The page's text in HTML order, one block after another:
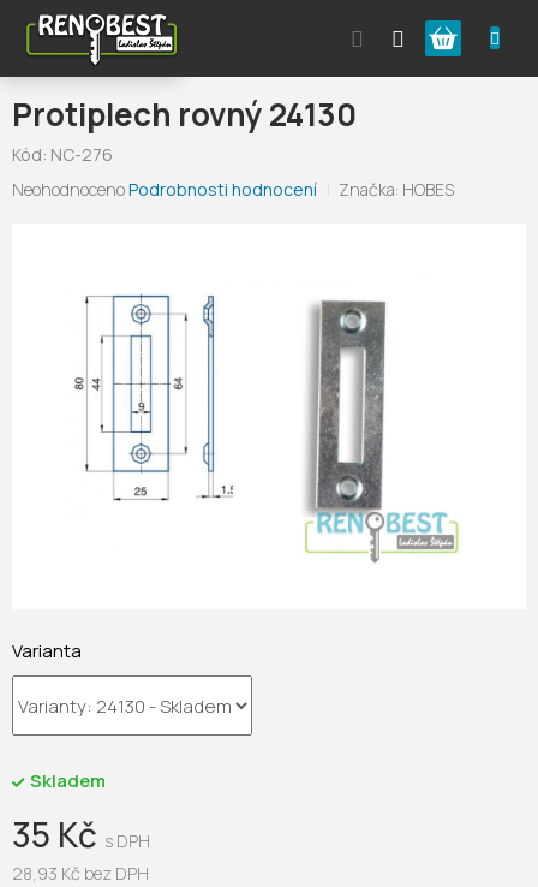
obsah
Nákupní
košík
Protiplech rovný 24130
Kód: NC-276
Průměrné
NeohodnocenoPodrobnosti hodnocení Značka: HOBES
35 Kč
28,93 Kč bez DPH
Skladem
Varianta